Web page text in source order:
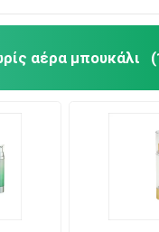
το μπουκάλι
μανδρών
αέρα μπουκάλι